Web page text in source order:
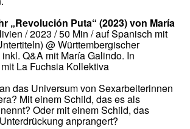
„Revolución Puta“ (2023) von María
/ 2023 / 50 Min / auf Spanisch mit
@ Württembergischer
Q&A mit María Galindo. In
La Fuchsia Kollektiva
das Universum von Sexarbeiterinnen
Mit einem Schild, das es als
Oder mit einem Schild, das
anprangert?